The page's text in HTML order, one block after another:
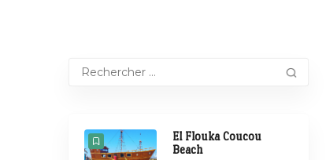
El Flouka Coucou
Beach